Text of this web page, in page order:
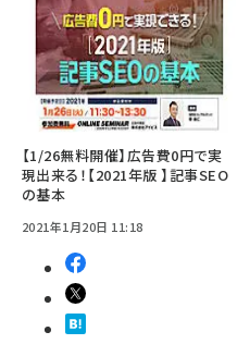
【1/26無料開催】広告費0円で実
現出来る！【2021年版 】記事SEO
の基本
2021年1月20日 11:18